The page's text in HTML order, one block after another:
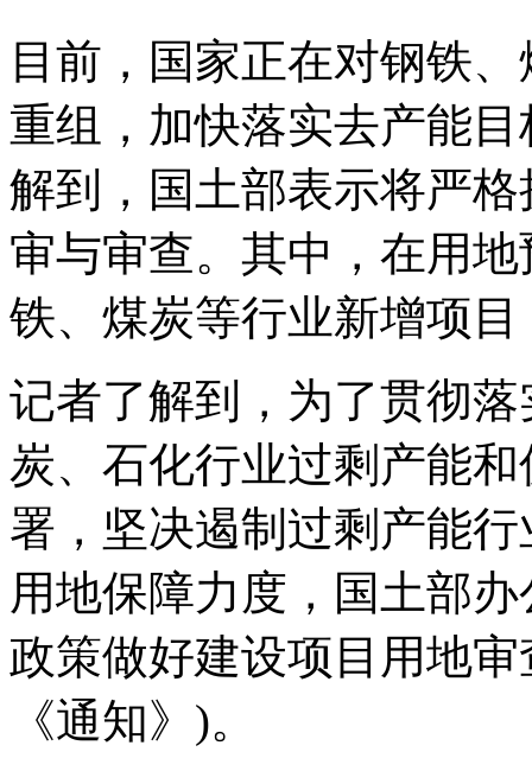
目前，国家正在对钢铁
重组，加快落实去产能
解到，国土部表示将严
审与审查。其中，在用
铁、煤炭等行业新增项
记者了解到，为了贯彻
炭、石化行业过剩产能
署，坚决遏制过剩产能
用地保障力度，国土部
政策做好建设项目用地
《通知》)。